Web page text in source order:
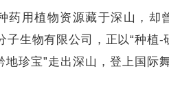
药用植物资源藏于深山，却
子生物有限公司，正以“种植
珍宝”走出深山，登上国际